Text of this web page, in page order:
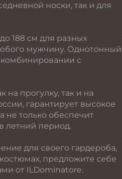
носки, так и для
188 см для разных
мужчину. Однотонный
с
прогулку, так и на
гарантирует высокое
не только обеспечит
летний период.
для своего гардероба,
предложите себе
от ILDominatore.